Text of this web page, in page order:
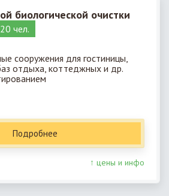
биологической очистки
чел.
сооружения для гостиницы,
отдыха, коттеджных и др.
Подробнее
↑ цены и инфо